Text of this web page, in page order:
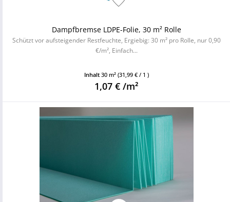
Dampfbremse LDPE-Folie, 30 m² Rolle
Schützt vor aufsteigender Restfeuchte, Ergiebig: 30 m² pro Rolle, nur 0,90
€/m², Einfach...
Inhalt 30 m² (31,99 € / 1 )
1,07 € /m²